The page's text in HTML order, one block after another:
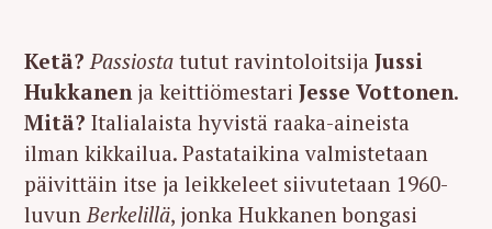
Ketä? Passiosta tutut ravintoloitsija Jussi
Hukkanen ja keittiömestari Jesse Vottonen.
Mitä? Italialaista hyvistä raaka-aineista
ilman kikkailua. Pastataikina valmistetaan
päivittäin itse ja leikkeleet siivutetaan 1960-
luvun Berkelillä, jonka Hukkanen bongasi